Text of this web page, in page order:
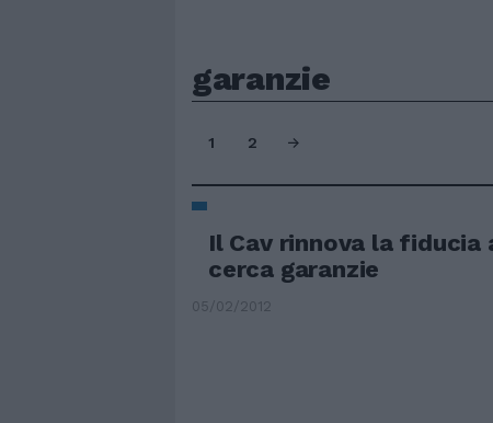
garanzie
1 2
Il Cav rinnova la fiducia
cerca garanzie
05/02/2012